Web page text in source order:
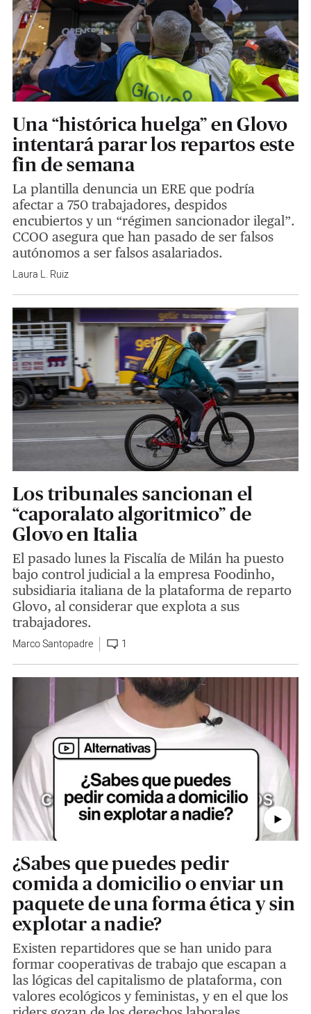
Una “histórica huelga” en Glovo
intentará parar los repartos este
fin de semana
La plantilla denuncia un ERE que podría
afectar a 750 trabajadores, despidos
encubiertos y un “régimen sancionador ilegal”.
CCOO asegura que han pasado de ser falsos
autónomos a ser falsos asalariados.
Laura L. Ruiz
Los tribunales sancionan el
“caporalato algoritmico” de
Glovo en Italia
El pasado lunes la Fiscalía de Milán ha puesto
bajo control judicial a la empresa Foodinho,
subsidiaria italiana de la plataforma de reparto
Glovo, al considerar que explota a sus
trabajadores.
Marco Santopadre 1
¿Sabes que puedes pedir
comida a domicilio o enviar un
paquete de una forma ética y sin
explotar a nadie?
Existen repartidores que se han unido para
formar cooperativas de trabajo que escapan a
las lógicas del capitalismo de plataforma, con
valores ecológicos y feministas, y en el que los